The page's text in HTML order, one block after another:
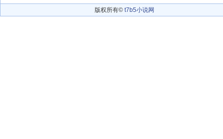
版权所有© t7b5小说网